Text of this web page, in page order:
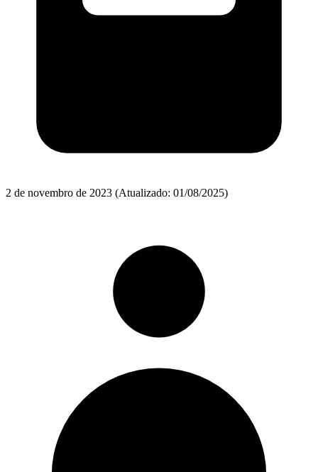
2 de novembro de 2023 (Atualizado: 01/08/2025)